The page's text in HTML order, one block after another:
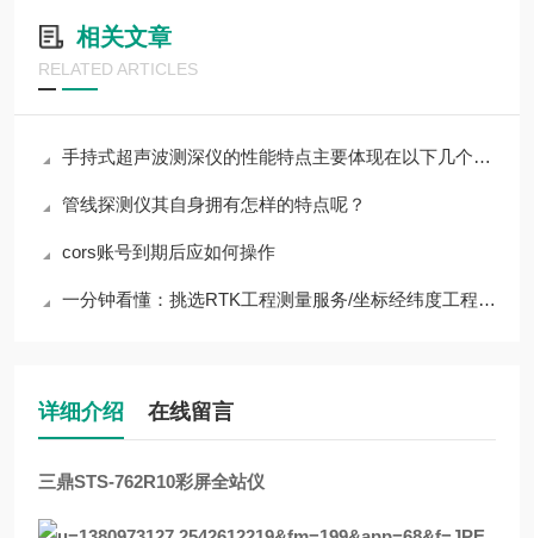
相关文章
RELATED ARTICLES
手持式超声波测深仪的性能特点主要体现在以下几个方面
管线探测仪其自身拥有怎样的特点呢？
cors账号到期后应如何操作
一分钟看懂：挑选RTK工程测量服务/坐标经纬度工程测量服务公司核心评测标准
详细介绍 在线留言
三鼎STS-762R10彩屏全站仪